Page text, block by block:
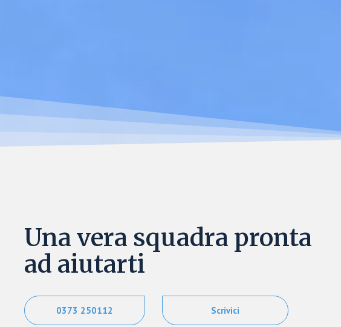
Una vera squadra pronta
ad aiutarti
0373 250112 Scrivici